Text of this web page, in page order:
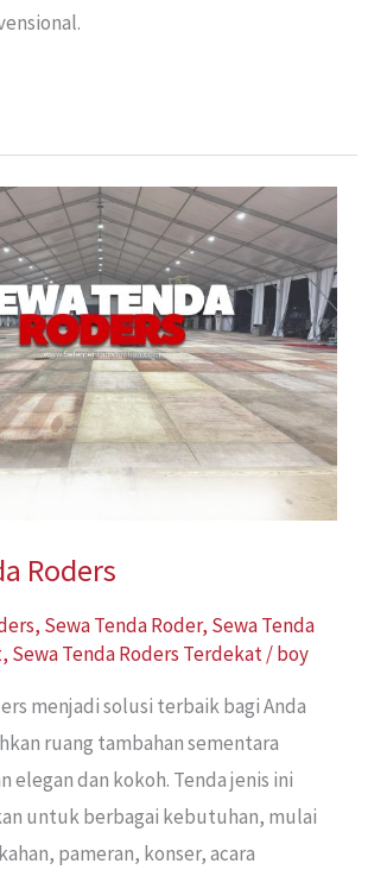
Roders
, Sewa Tenda Roder, Sewa Tenda
, Sewa Tenda Roders Terdekat/boy
menjadi solusi terbaik bagi Anda
ruang tambahan sementara
elegan dan kokoh. Tenda jenis ini
untuk berbagai kebutuhan, mulai
pameran, konser, acara